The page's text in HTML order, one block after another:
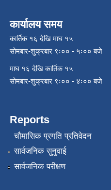
कार्यालय समय
कार्तिक १६ देखि माघ १५
सोमबार-शुक्रबार ९ः०० - ५ः०० बजे
माघ १६ देखि कार्तिक १५
सोमबार-शुक्रबार ९ः०० - ४ः०० बजे
Reports
चौमासिक प्रगति प्रतिवेदन
सार्वजनिक सुनुवाई
सार्वजनिक परीक्षण